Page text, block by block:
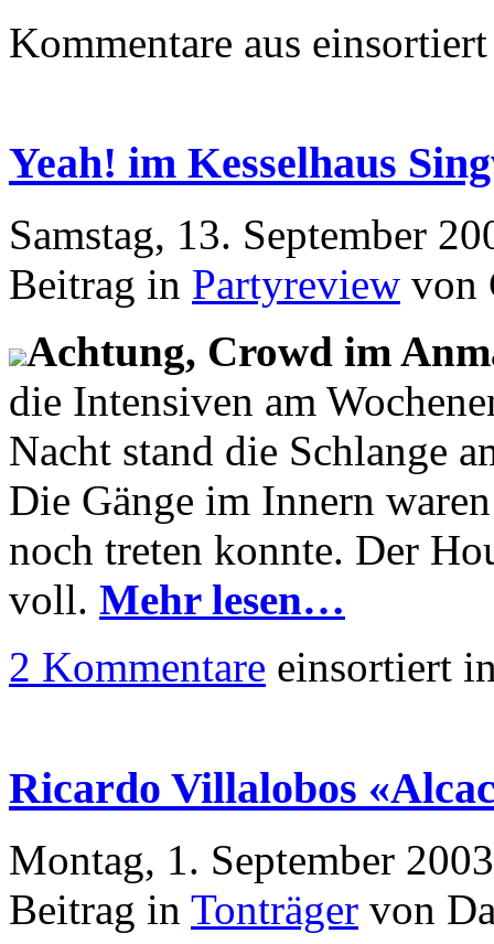
Kommentare aus
Yeah! im Kesselhaus
Samstag, 13. September
Beitrag in Partyreview von
Achtung, Crowd im
die Intensiven am
Nacht stand die Schlange
Die Gänge im Innern
noch treten konnte. Der
voll. Mehr lesen…
2 Kommentare einsortiert
Ricardo Villalobos
Montag, 1. September
Beitrag in Tonträger von